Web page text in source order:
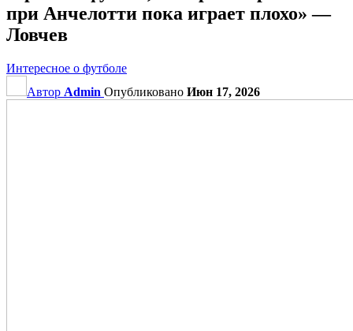
при Анчелотти пока играет плохо» —
Ловчев
Интересное о футболе
Автор Admin Опубликовано Июн 17, 2026